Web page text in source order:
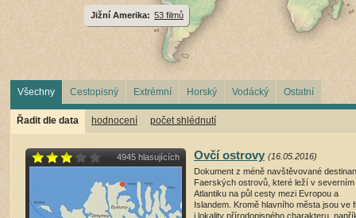
Jižní Amerika: 53 filmů
Všechny Cestopisný Extrémní Horský Vodácký Ostatní
Řadit dle data hodnocení počet shlédnutí
4945 hlasujících Ovčí ostrovy (16.05.2016)
Dokument z méně navštěvované
Faerských ostrovů, které leží v severním
Atlantiku na půl cesty mezi Evropou a
Islandem. Kromě hlavního města jsou ve
i lokality přírodopisného charakteru,